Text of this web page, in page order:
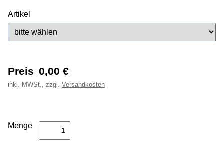
Artikel
Preis 0,00 €
inkl. MWSt., zzgl. Versandkosten
Menge